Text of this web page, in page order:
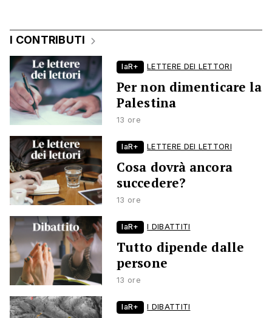
I CONTRIBUTI
laR+ LETTERE DEI LETTORI
Per non dimenticare la
Palestina
13 ore
laR+ LETTERE DEI LETTORI
Cosa dovrà ancora
succedere?
13 ore
laR+ I DIBATTITI
Tutto dipende dalle
persone
13 ore
laR+ I DIBATTITI